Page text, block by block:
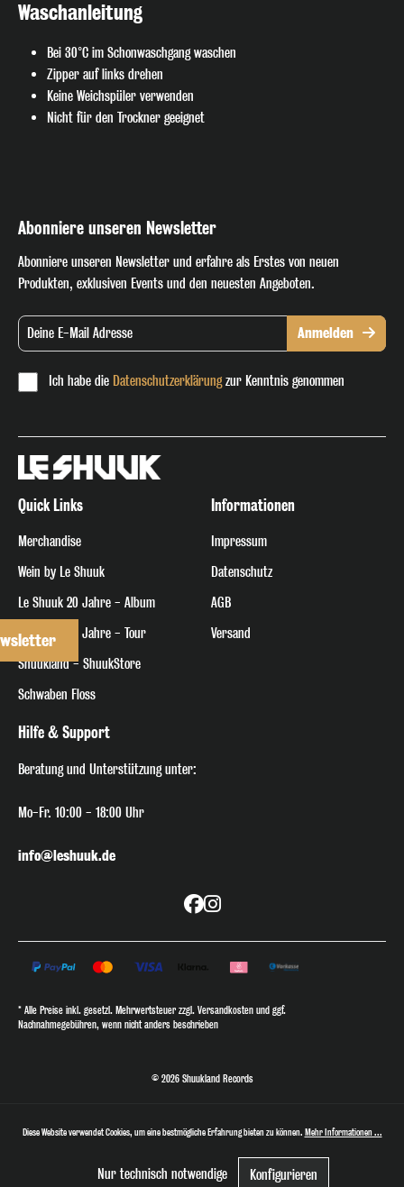
Waschanleitung
Bei 30°C im Schonwaschgang waschen
Zipper auf links drehen
Keine Weichspüler verwenden
Nicht für den Trockner geeignet
Hilfe & Support
Beratungund Unterstützung unter:
Mo-Fr. 10:00 - 18:00 Uhr
info@leshuuk.de
Quick Links
Merchandise
Wein by Le Shuuk
Le Shuuk 20 Jahre - Album
Le Shuuk 20 Jahre - Tour
Shuukland - ShuukStore
Schwaben Floss
Informationen
Impressum
Datenschutz
AGB
Versand
Abonniere unseren Newsletter
Abonniere unseren Newsletter und erfahre als Erstes von neuen
Produkten, exklusiven Events und den neuesten Angeboten.
Ich habe die Datenschutzerklärungzur Kenntnis genommen
Anmelden
© 2026 Shuukland Records
* Alle Preise inkl. gesetzl. Mehrwertsteuer zzgl. Versandkosten und ggf.
Nachnahmegebühren, wenn nicht anders beschrieben
Diese Website verwendet Cookies, um eine bestmögliche Erfahrung bieten zu können. Mehr Informationen ...
Nur technisch notwendige Konfigurieren